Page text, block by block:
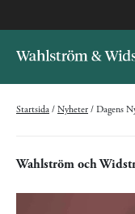
Startsida / Nyheter / Dagens
Wahlström och